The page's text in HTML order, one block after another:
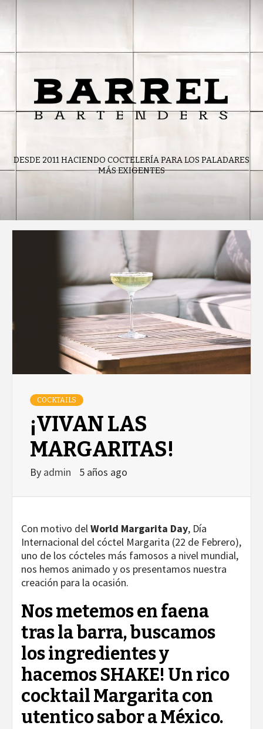
DESDE 2011 HACIENDO COCTELERÍA PARA LOS PALADARES
MÁS EXIGENTES
COCKTAILS
¡VIVAN LAS
MARGARITAS!
By admin 5 años ago
Con motivo delWorld Margarita Day, Día
Internacional del cóctel Margarita (22 de Febrero),
uno de los cócteles más famosos a nivel mundial,
nos hemos animado y os presentamos nuestra
creación para la ocasión.
Nos metemos en faena
tras la barra, buscamos
los ingredientes y
hacemos SHAKE! Un rico
cocktail Margarita con
utentico sabor a México.